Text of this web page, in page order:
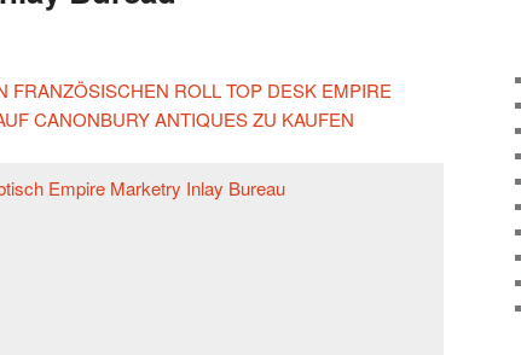
FRANZÖSISCHEN ROLL TOP DESK EMPIRE
CANONBURY ANTIQUES ZU KAUFEN